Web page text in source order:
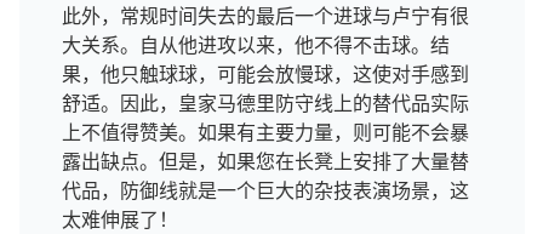
此外，常规时间失去的最后一个进球与卢宁有很
大关系。自从他进攻以来，他不得不击球。结
果，他只触球球，可能会放慢球，这使对手感到
舒适。因此，皇家马德里防守线上的替代品实际
上不值得赞美。如果有主要力量，则可能不会暴
露出缺点。但是，如果您在长凳上安排了大量替
代品，防御线就是一个巨大的杂技表演场景，这
太难伸展了！